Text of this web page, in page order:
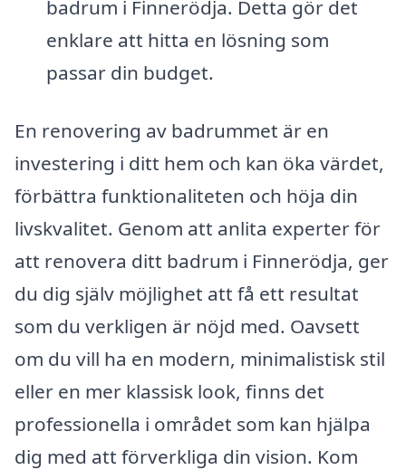
badrum i Finnerödja. Detta gör det
enklare att hitta en lösning som
passar din budget.
En renovering av badrummet är en
investering i ditt hem och kan öka värdet,
förbättra funktionaliteten och höja din
livskvalitet. Genom att anlita experter för
att renovera ditt badrum i Finnerödja, ger
du dig själv möjlighet att få ett resultat
som du verkligen är nöjd med. Oavsett
om du vill ha en modern, minimalistisk stil
eller en mer klassisk look, finns det
professionella i området som kan hjälpa
dig med att förverkliga din vision. Kom